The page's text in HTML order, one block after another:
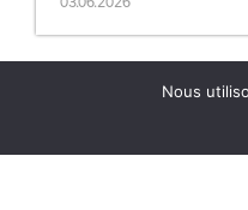
Nous